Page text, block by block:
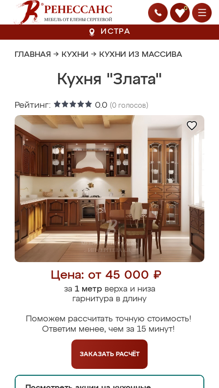
0
ИСТРА
ГЛАВНАЯ → КУХНИ → КУХНИ ИЗ МАССИВА
Кухня "Злата"
Рейтинг: 0.0 (0 голосов)
Цена: от 45 000 ₽
за 1 метрверха и низа
гарнитура в длину
Поможем рассчитать точную стоимость!
Ответим менее, чем за 15 минут!
ЗАКАЗАТЬ РАСЧЁТ